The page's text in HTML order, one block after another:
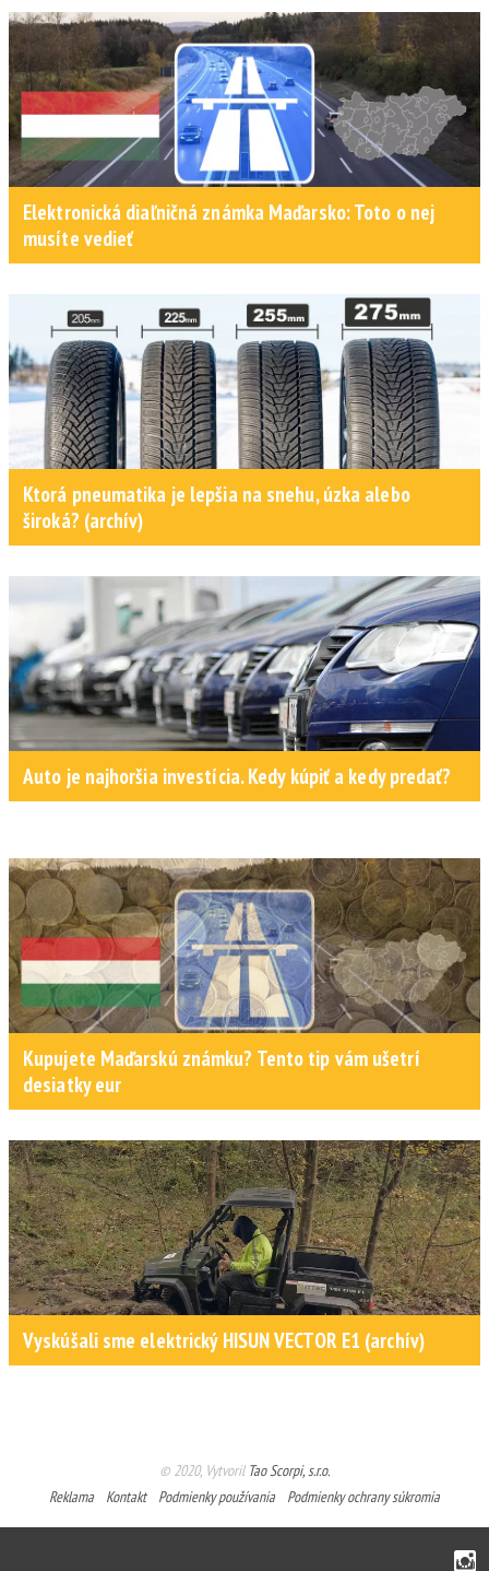
Elektronická diaľničná známka Maďarsko: Toto o nej
musíte vedieť
Ktorá pneumatika je lepšia na snehu, úzka alebo
široká? (archív)
Auto je najhoršia investícia. Kedy kúpiť a kedy predať?
Kupujete Maďarskú známku? Tento tip vám ušetrí
desiatky eur
Vyskúšali sme elektrický HISUN VECTOR E1 (archív)
© 2020, Vytvoril Tao Scorpi, s.r.o.
Reklama
Kontakt Podmienky používania Podmienky ochrany súkromia
Instagram